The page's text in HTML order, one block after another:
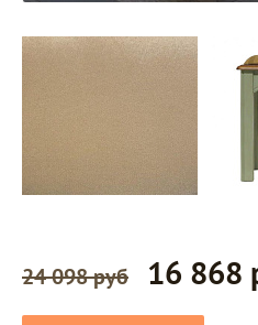
24 098 руб 16 868